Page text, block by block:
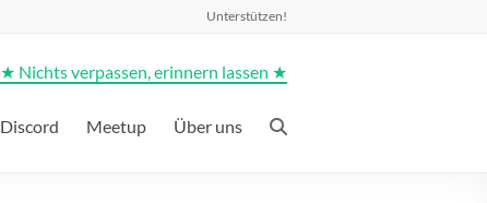
Unterstützen!
★ Nichts verpassen, erinnern lassen ★
Discord Meetup Über uns